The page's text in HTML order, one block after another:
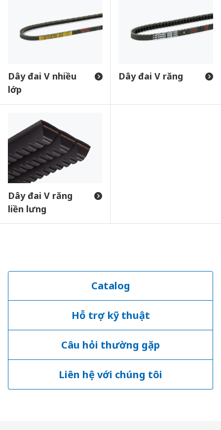
Dây đai V nhiều
lớp
Dây đai V răng
Dây đai V răng
liền lưng
Catalog
Hỗ trợ kỹ thuật
Câu hỏi thường gặp
Liên hệ với chúng tôi